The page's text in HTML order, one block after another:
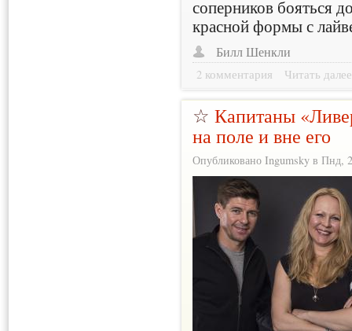
соперников бояться
красной формы с
Билл Шенкли
2 комментария Читать далее
☆ Капитаны
на поле и вне его
Опубликовано Ingumsky в Пнд,